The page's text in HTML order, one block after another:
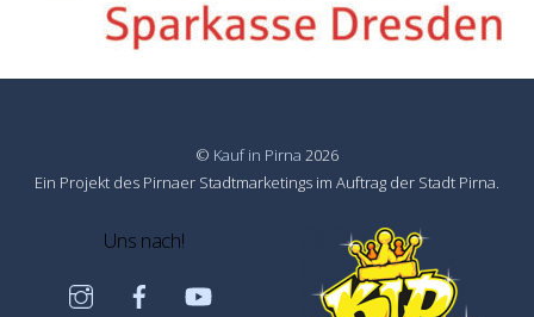
© Kauf in Pirna 2026
Ein Projekt des Pirnaer Stadtmarketings im Auftrag der Stadt Pirna.
Uns nach!
Instagram